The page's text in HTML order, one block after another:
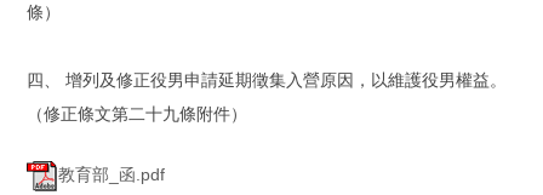
條）
四、 增列及修正役男申請延期徵集入營原因，以維護役男權益。
（修正條文第二十九條附件）
教育部_函.pdf